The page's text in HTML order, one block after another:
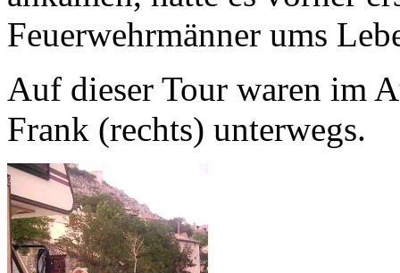
Feuerwehrmänner ums
Auf dieser Tour waren im
Frank (rechts) unterwegs.